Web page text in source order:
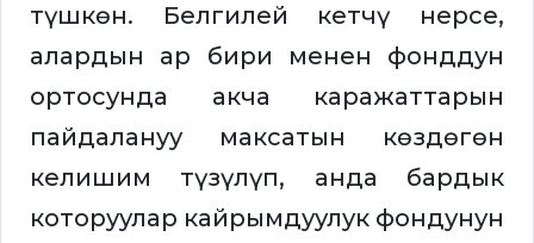
түшкөн. Белгилей кетчү нерсе,
алардын ар бири менен фонддун
ортосунда акча каражаттарын
пайдалануу максатын көздөгөн
келишим түзүлүп, анда бардык
которуулар кайрымдуулук фондунун